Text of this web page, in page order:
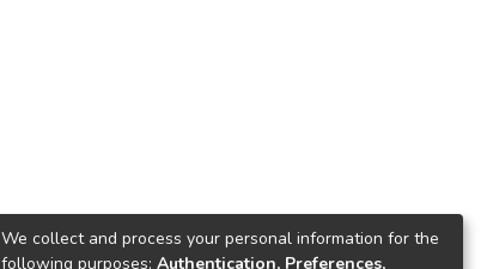
We collect and process your personal information for the
following purposes: Authentication, Preferences,